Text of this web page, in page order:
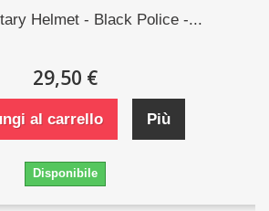
Helmet - Black Police -...
29,50 €
al carrello Più
Disponibile